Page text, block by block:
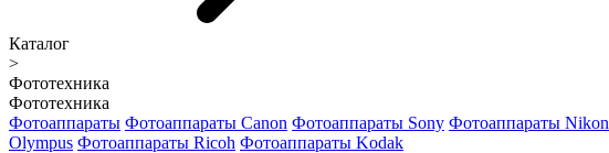
Каталог
>
Фототехника
Фототехника
Фотоаппараты Фотоаппараты Canon Фотоаппараты Sony Фотоаппараты Nikon
Olympus Фотоаппараты Ricoh Фотоаппараты Kodak